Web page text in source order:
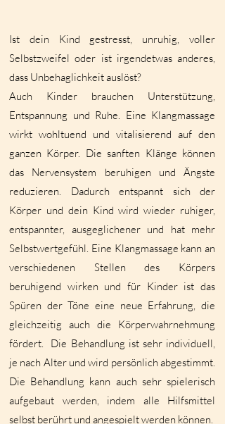
Ist dein Kind gestresst, unruhig, voller
Selbstzweifel oder ist irgendetwas anderes,
dass Unbehaglichkeit auslöst?
Auch Kinder brauchen Unterstützung,
Entspannung und Ruhe. Eine Klangmassage
wirkt wohltuend und vitalisierend auf den
ganzen Körper. Die sanften Klänge können
das Nervensystem beruhigen und Ängste
reduzieren. Dadurch entspannt sich der
Körper und dein Kind wird wieder ruhiger,
entspannter, ausgeglichener und hat mehr
Selbstwertgefühl. Eine Klangmassage kann an
verschiedenen Stellen des Körpers
beruhigend wirken und für Kinder ist das
Spüren der Töne eine neue Erfahrung, die
gleichzeitig auch die Körperwahrnehmung
fördert. Die Behandlung ist sehr individuell,
je nach Alter und wird persönlich abgestimmt.
Die Behandlung kann auch sehr spielerisch
aufgebaut werden, indem alle Hilfsmittel
selbst berührt und angespielt werden können.